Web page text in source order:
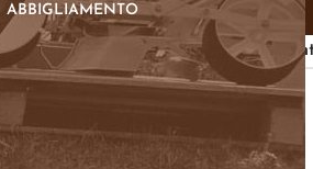
ABBIGLIAMENTO
Show 18 24